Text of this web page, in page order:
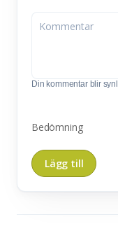
Din kommentar blir
Bedömning